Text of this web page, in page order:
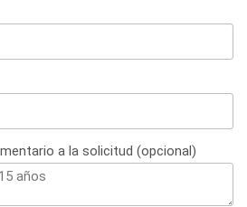
a la solicitud (opcional)